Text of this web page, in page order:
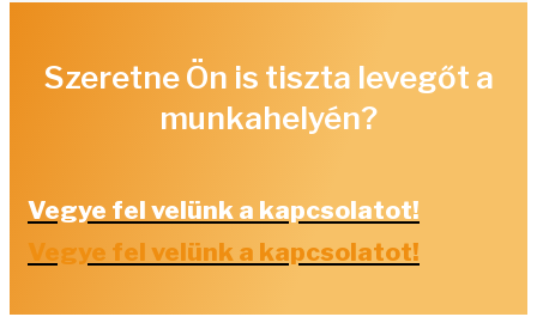
Szeretne Ön is tiszta levegőt a
munkahelyén?
Vegye fel velünk a kapcsolatot!
Vegye fel velünk a kapcsolatot!